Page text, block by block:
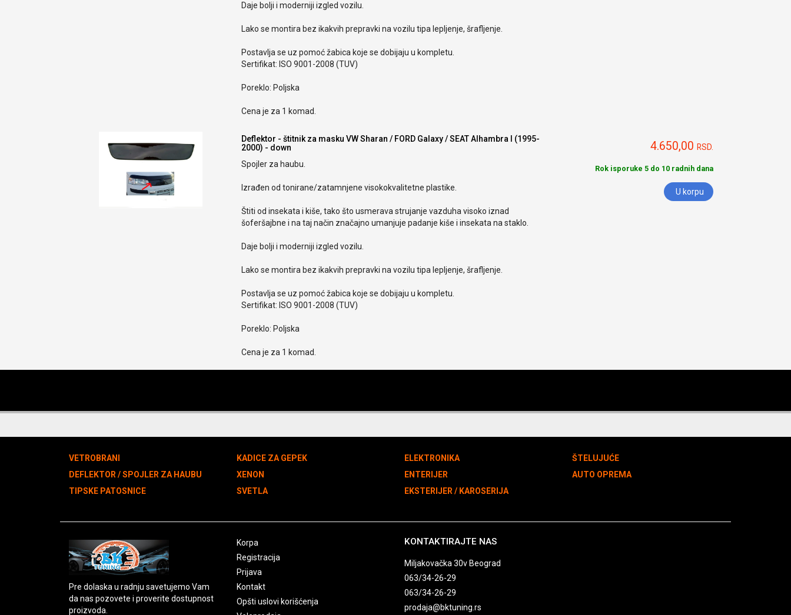
Daje bolji i moderniji izgled vozilu.
Lako se montira bez ikakvih prepravki na vozilu tipa lepljenje, šrafljenje.
Postavlja se uz pomoć žabica koje se dobijaju u kompletu.
Sertifikat: ISO 9001-2008 (TUV)
Poreklo: Poljska
Cena je za 1 komad.
Deflektor - štitnik za masku VW Sharan / FORD Galaxy / SEAT Alhambra I (1995-
2000) - down
Spojler za haubu.
Izrađen od tonirane/zatamnjene visokokvalitetne plastike.
Štiti od insekata i kiše, tako što usmerava strujanje vazduha visoko iznad
šoferšajbne i na taj način značajno umanjuje padanje kiše i insekata na staklo.
Daje bolji i moderniji izgled vozilu.
Lako se montira bez ikakvih prepravki na vozilu tipa lepljenje, šrafljenje.
Postavlja se uz pomoć žabica koje se dobijaju u kompletu.
Sertifikat: ISO 9001-2008 (TUV)
Poreklo: Poljska
Cena je za 1 komad.
4.650,00 RSD.
Rok isporuke 5 do 10 radnih dana
U korpu
VETROBRANI
DEFLEKTOR / SPOJLER ZA HAUBU
TIPSKE PATOSNICE
KADICE ZA GEPEK
XENON
SVETLA
ELEKTRONIKA
ENTERIJER
EKSTERIJER / KAROSERIJA
ŠTELUJUĆE
AUTO OPREMA
Pre dolaska u radnju savetujemo Vam
da nas pozovete i proverite dostupnost
proizvoda.
Korpa
Registracija
Prijava
Kontakt
Opšti uslovi korišćenja
KONTAKTIRAJTE NAS
Miljakovačka 30v Beograd
063/34-26-29
063/34-26-29
prodaja@bktuning.rs